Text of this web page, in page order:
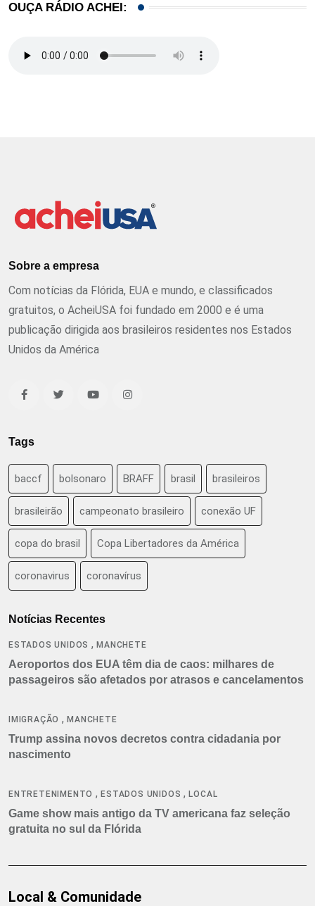
OUÇA RÁDIO ACHEI:
Sobre a empresa
Com notícias da Flórida, EUA e mundo, e classificados
gratuitos, o AcheiUSA foi fundado em 2000 e é uma
publicação dirigida aos brasileiros residentes nos Estados
Unidos da América
Tags
baccf bolsonaro BRAFF brasil brasileiros
brasileirão campeonato brasileiro conexão UF
copa do brasil Copa Libertadores da América
coronavirus coronavírus
Notícias Recentes
ESTADOS UNIDOS ,MANCHETE
Aeroportos dos EUA têm dia de caos: milhares de
passageiros são afetados por atrasos e cancelamentos
IMIGRAÇÃO ,MANCHETE
Trump assina novos decretos contra cidadania por
nascimento
ENTRETENIMENTO ,ESTADOS UNIDOS ,LOCAL
Game show mais antigo da TV americana faz seleção
gratuita no sul da Flórida
Local & Comunidade